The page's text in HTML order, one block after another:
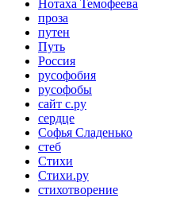
Нотаха Темофеева
проза
путен
Путь
Россия
русофобия
русофобы
сайт с.ру
сердце
Софья Сладенько
стеб
Стихи
Стихи.ру
стихотворение